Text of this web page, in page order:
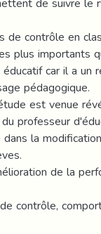
de contrôle en
plus importants
car il a un
pédagogique.
est venue
professeur
la
de la
contrôle,